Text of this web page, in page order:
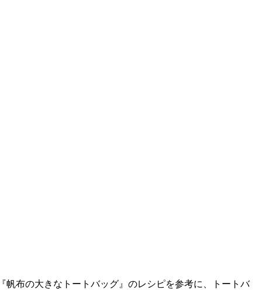
帆布の大きなトートバッグ』のレシピを参考に、トートバ